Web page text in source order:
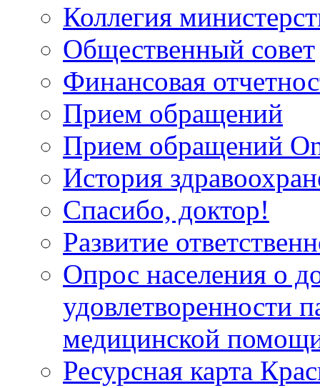
Коллегия
Общественный совет
Финансовая
Прием обращений
Прием обращений
История
Спасибо, доктор!
Развитие
Опрос населения о
удовлетворенности
медицинской
Ресурсная карта